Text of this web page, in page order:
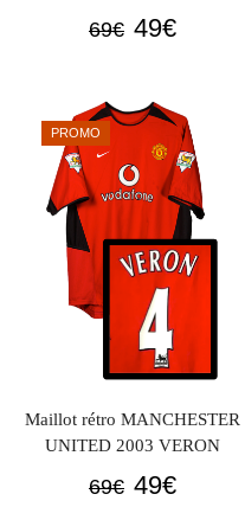
69€ Le
était :
69€.
49€Le
est :
49€.
PROMO
Maillot rétro MANCHESTER
UNITED 2003 VERON
69€ Le
49€Le